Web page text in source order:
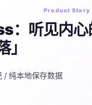
Product Story
听见内心
/ 纯本地保存数据